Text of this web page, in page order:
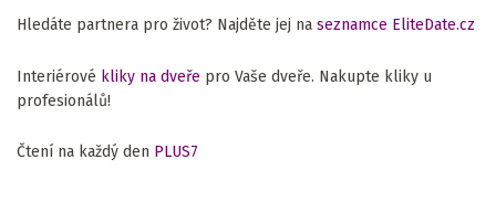
Hledáte partnera pro život? Najděte jej na seznamce EliteDate.cz
Interiérové kliky na dveře pro Vaše dveře. Nakupte kliky u
profesionálů!
Čtení na každý den PLUS7